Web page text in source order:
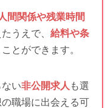
人間関係や残業時間
うえで、 給料や条
とができます。
い非公開求人 も選
職場に出会える可